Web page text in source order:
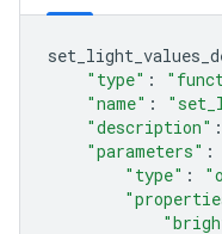
"type" :
"name" :
"description" :
"parameters" :
"type" :